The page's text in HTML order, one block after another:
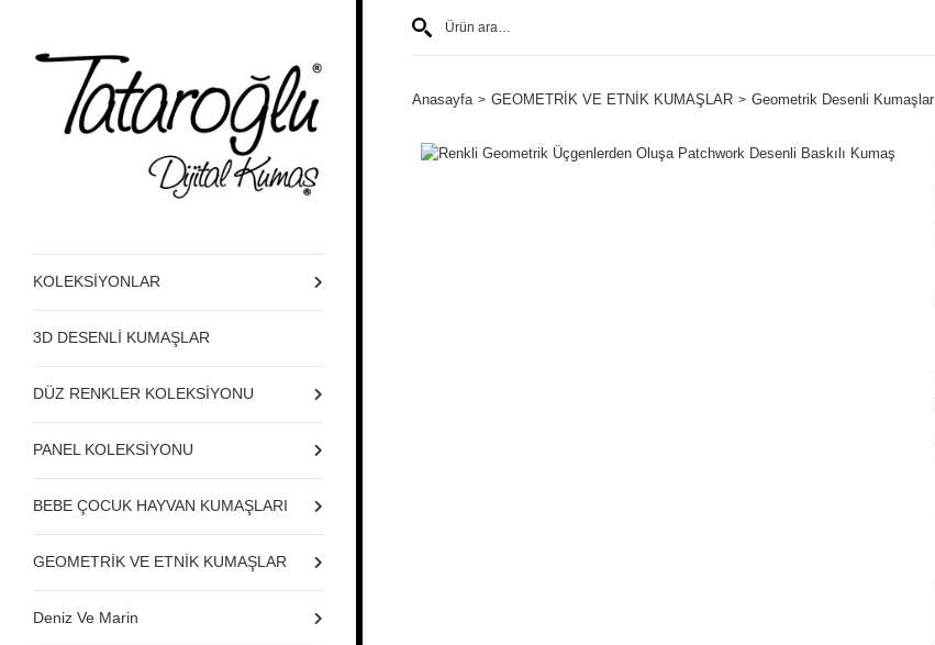
KOLEKSİYONLAR
3D DESENLİ KUMAŞLAR
DÜZ RENKLER KOLEKSİYONU
PANEL KOLEKSİYONU
BEBE ÇOCUK HAYVAN KUMAŞLARI
GEOMETRİK VE ETNİK KUMAŞLAR
Deniz Ve Marin
Anasayfa GEOMETRİK VE ETNİK KUMAŞLAR Geometrik Desenli Kumaşlar